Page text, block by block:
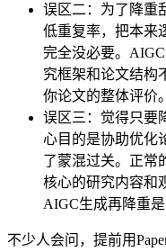
误区二：为了降重
低重复率，把本来
完全没必要。
究框架和论文结构
你论文的整体评价。
误区三：觉得只要
心目的是协助优化
了蒙混过关。正常
核心的研究内容和
AIGC生成再降重
不少人会问，提前用